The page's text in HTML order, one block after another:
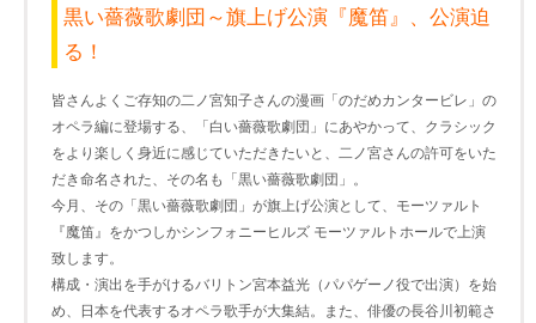
黒い薔薇歌劇団～旗上げ公演『魔笛』、公演迫
る！
皆さんよくご存知の二ノ宮知子さんの漫画「のだめカンタービレ」の
オペラ編に登場する、「白い薔薇歌劇団」にあやかって、クラシック
をより楽しく身近に感じていただきたいと、二ノ宮さんの許可をいた
だき命名された、その名も「黒い薔薇歌劇団」。
今月、その「黒い薔薇歌劇団」が旗上げ公演として、モーツァルト
『魔笛』をかつしかシンフォニーヒルズ モーツァルトホールで上演
致します。
構成・演出を手がけるバリトン宮本益光（パパゲーノ役で出演）を始
め、日本を代表するオペラ歌手が大集結。また、俳優の長谷川初範さ